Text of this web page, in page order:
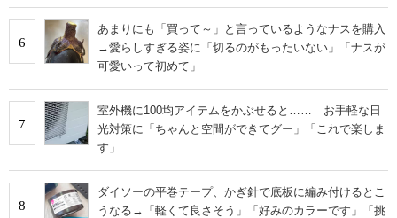
6
あまりにも「買って～」と言っているようなナスを購入
→愛らしすぎる姿に「切るのがもったいない」「ナスが
可愛いって初めて」
7
室外機に100均アイテムをかぶせると…… お手軽な日
光対策に「ちゃんと空間ができてグー」「これで楽しま
す」
8
ダイソーの平巻テープ、かぎ針で底板に編み付けるとこ
うなる→「軽くて良さそう」「好みのカラーです」「挑